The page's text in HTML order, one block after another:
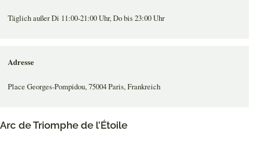
Täglich außer Di 11:00-21:00 Uhr, Do bis 23:00 Uhr
Adresse
Place Georges-Pompidou, 75004 Paris, Frankreich
Arc de Triomphe de l’Étoile